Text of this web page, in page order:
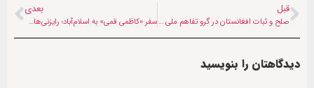
قبل
صلح و ثبات افغانستان در گرو تفاهم ملی است
بعدی
سفر «کاظمی قمی» به اسلام‌آباد؛ رایزنی‌های منطقه‌ای در دستور کار
دیدگاهتان را بنویسید